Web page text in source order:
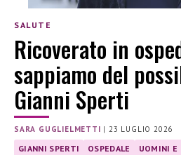
SALUTE
Ricoverato in
sappiamo del
Gianni Sperti
SARA GUGLIELMETTI |23 LUGLIO 2026
GIANNI SPERTI OSPEDALE UOMINI E